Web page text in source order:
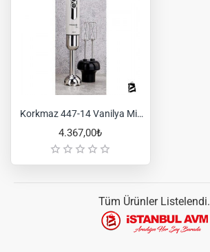
Korkmaz 447-14 Vanilya Mia Mega Blender Set
4.367,00₺
Tüm Ürünler Listelendi.